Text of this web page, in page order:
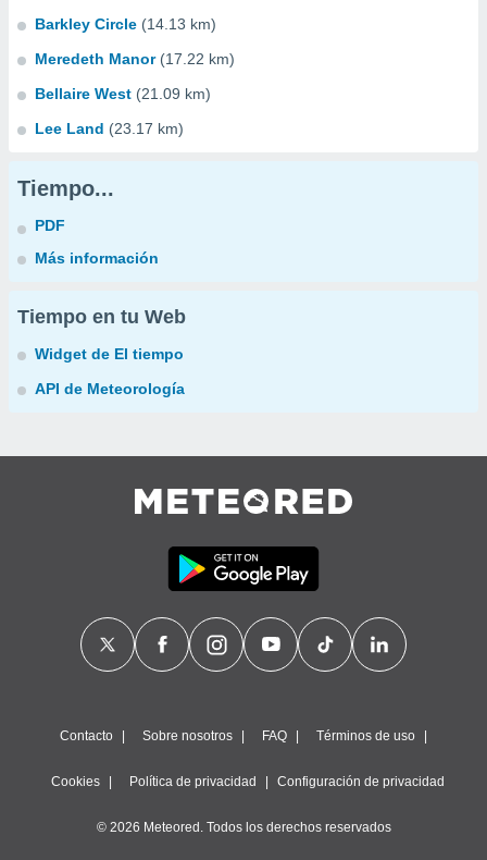
Barkley Circle (14.13 km)
Meredeth Manor (17.22 km)
Bellaire West (21.09 km)
Lee Land (23.17 km)
Tiempo...
PDF
Más información
Tiempo en tu Web
Widget de El tiempo
API de Meteorología
Contacto Sobre nosotros FAQ Términos de uso
Cookies Política de privacidad Configuración de privacidad
© 2026 Meteored. Todos los derechos reservados